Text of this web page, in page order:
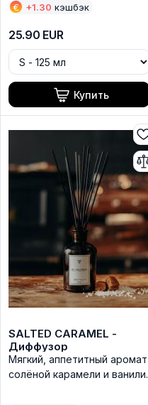
€ +1.30 кэшбэк
25.90 EUR
Купить
SALTED CARAMEL -
Диффузор
Мягкий, аппетитный аромат
солёной карамели и ванили.